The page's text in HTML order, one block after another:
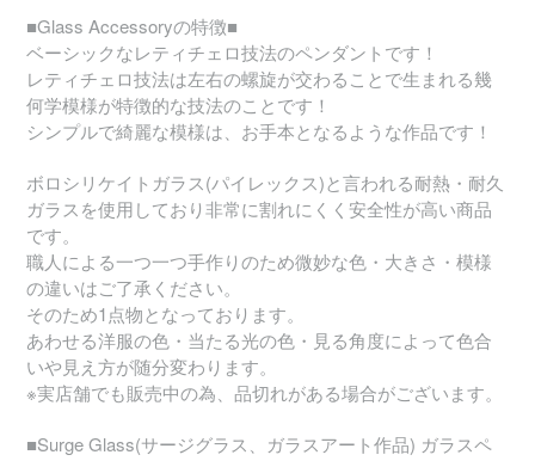
■Glass Accessoryの特徴■
ベーシックなレティチェロ技法のペンダントです！
レティチェロ技法は左右の螺旋が交わることで生まれる幾
何学模様が特徴的な技法のことです！
シンプルで綺麗な模様は、お手本となるような作品です！
ボロシリケイトガラス(パイレックス)と言われる耐熱・耐久
ガラスを使用しており非常に割れにくく安全性が高い商品
です。
職人による一つ一つ手作りのため微妙な色・大きさ・模様
の違いはご了承ください。
そのため1点物となっております。
あわせる洋服の色・当たる光の色・見る角度によって色合
いや見え方が随分変わります。
※実店舗でも販売中の為、品切れがある場合がございます。
■Surge Glass(サージグラス、ガラスアート作品) ガラスペ